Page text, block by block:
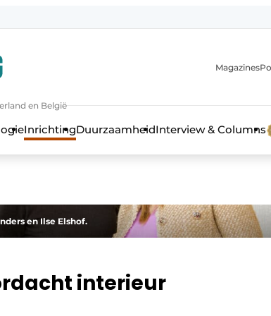
en België
Magazines
InrichtingDuurzaamheidInterview & Columns
en Ilse Elshof.
interieur